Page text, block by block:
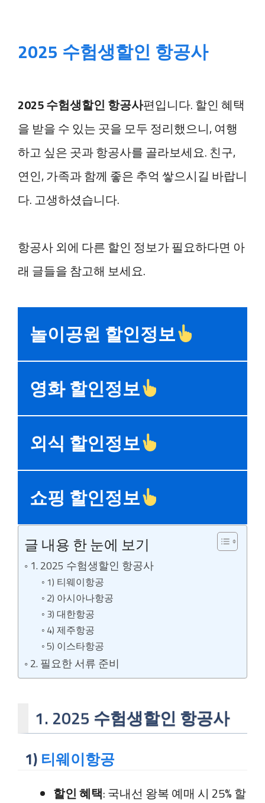
2025 수험생할인 항공사
2025 수험생할인 항공사편입니다. 할인 혜택
을 받을 수 있는 곳을 모두 정리했으니, 여행
하고 싶은 곳과 항공사를 골라보세요. 친구,
연인, 가족과 함께 좋은 추억 쌓으시길 바랍니
다. 고생하셨습니다.
항공사 외에 다른 할인 정보가 필요하다면 아
래 글들을 참고해 보세요.
놀이공원 할인정보
영화 할인정보
외식 할인정보
쇼핑 할인정보
글 내용 한 눈에 보기
1. 2025 수험생할인 항공사
1) 티웨이항공
2) 아시아나항공
3) 대한항공
4) 제주항공
5) 이스타항공
2. 필요한 서류 준비
1. 2025 수험생할인 항공사
1) 티웨이항공
할인 혜택: 국내선 왕복 예매 시 25% 할